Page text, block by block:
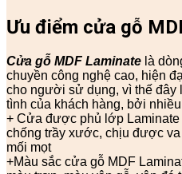
Ưu điểm cửa gỗ
Cửa gỗ MDF Laminate là
chuyền công nghệ cao, hiện
cho người sử dụng, vì thế đây
tình của khách hàng, bởi
+ Cửa được phủ lớp Laminate
chống trầy xước, chịu được
mối mọt
+Màu sắc cửa gỗ MDF